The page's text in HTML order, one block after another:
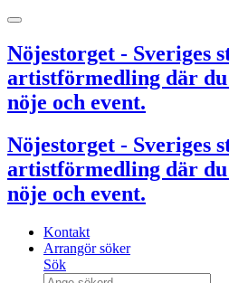
Nöjestorget - Sveriges
artistförmedling där
nöje och event.
Nöjestorget - Sveriges
artistförmedling där
nöje och event.
Kontakt
Arrangör söker
Sök